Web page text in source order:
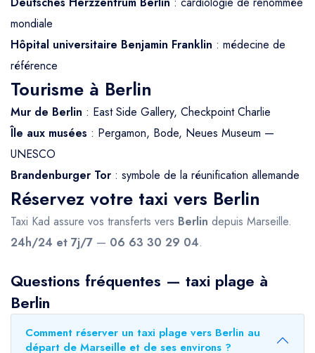
mondiale
Hôpital universitaire Benjamin Franklin : médecine de
référence
Tourisme à Berlin
Mur de Berlin : East Side Gallery, Checkpoint Charlie
Île aux musées : Pergamon, Bode, Neues Museum —
UNESCO
Brandenburger Tor : symbole de la réunification allemande
Réservez votre taxi vers Berlin
Taxi Kad assure vos transferts vers Berlin depuis Marseille.
24h/24 et 7j/7 — 06 63 30 29 04.
Questions fréquentes — taxi plage à
Berlin
Comment réserver un taxi plage vers Berlin au
départ de Marseille et de ses environs ?